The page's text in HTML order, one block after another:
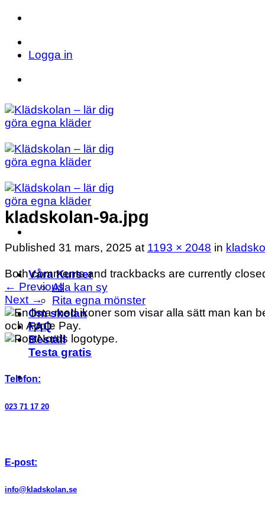
Skip
content
Logga in
Våra Kurser
Alla kan sy
Rita egna mönster
Om skolan
FAQ
Beställ
Testa gratis
kladskolan-9a.jpg
Published 31 mars, 2025 at 1193 × 2048 in
Both comments and trackbacks are currently
← Previous
Next →
Telefon:
023 71 17 20
E-post:
info@kladskolan.se